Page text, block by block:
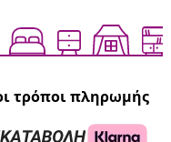
τρόποι πληρωμής